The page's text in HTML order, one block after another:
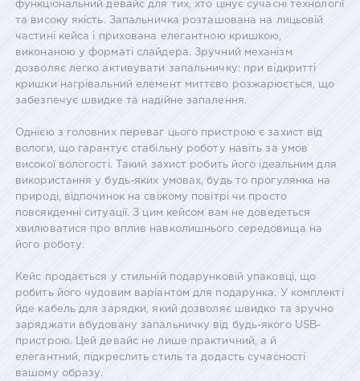
функціональний девайс для тих, хто цінує сучасні технології
та високу якість. Запальничка розташована на лицьовій
частині кейса і прихована елегантною кришкою,
виконаною у форматі слайдера. Зручний механізм
дозволяє легко активувати запальничку: при відкритті
кришки нагрівальний елемент миттєво розжарюється, що
забезпечує швидке та надійне запалення.
Однією з головних переваг цього пристрою є захист від
вологи, що гарантує стабільну роботу навіть за умов
високої вологості. Такий захист робить його ідеальним для
використання у будь-яких умовах, будь то прогулянка на
природі, відпочинок на свіжому повітрі чи просто
повсякденні ситуації. З цим кейсом вам не доведеться
хвилюватися про вплив навколишнього середовища на
його роботу.
Кейс продається у стильній подарунковій упаковці, що
робить його чудовим варіантом для подарунка. У комплекті
йде кабель для зарядки, який дозволяє швидко та зручно
заряджати вбудовану запальничку від будь-якого USB-
пристрою. Цей девайс не лише практичний, а й
елегантний, підкреслить стиль та додасть сучасності
вашому образу.